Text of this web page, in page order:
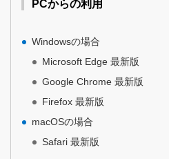
PCからの利用
Windowsの場合
Microsoft Edge 最新版
Google Chrome 最新版
Firefox 最新版
macOSの場合
Safari 最新版